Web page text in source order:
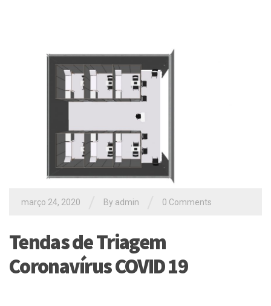
março 24, 2020 By admin 0 Comments
Tendas de Triagem
Coronavírus COVID 19